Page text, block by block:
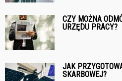
CZY MOŻNA
URZĘDU PRACY?
JAK
SKARBOWEJ?